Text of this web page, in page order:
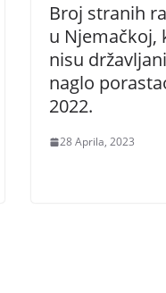
Broj stranih
u Njemačkoj,
nisu
naglo
2022.
28 Aprila, 2023